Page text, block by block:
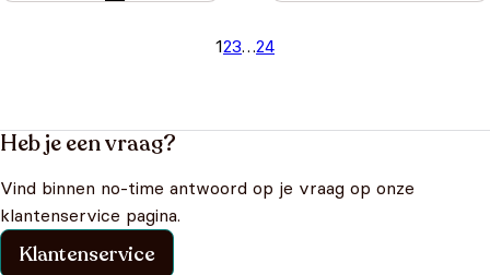
123…24
Heb je een vraag?
Vind binnen no-time antwoord op je vraag op onze
klantenservice pagina.
Klantenservice